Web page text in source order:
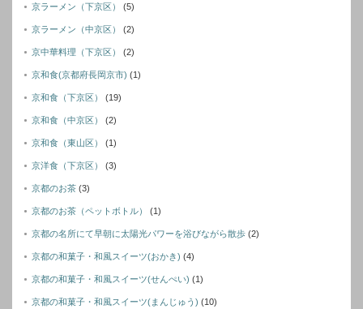
京ラーメン（下京区） (5)
京ラーメン（中京区） (2)
京中華料理（下京区） (2)
京和食(京都府長岡京市) (1)
京和食（下京区） (19)
京和食（中京区） (2)
京和食（東山区） (1)
京洋食（下京区） (3)
京都のお茶 (3)
京都のお茶（ペットボトル） (1)
京都の名所にて早朝に太陽光パワーを浴びながら散歩 (2)
京都の和菓子・和風スイーツ(おかき) (4)
京都の和菓子・和風スイーツ(せんぺい) (1)
京都の和菓子・和風スイーツ(まんじゅう) (10)